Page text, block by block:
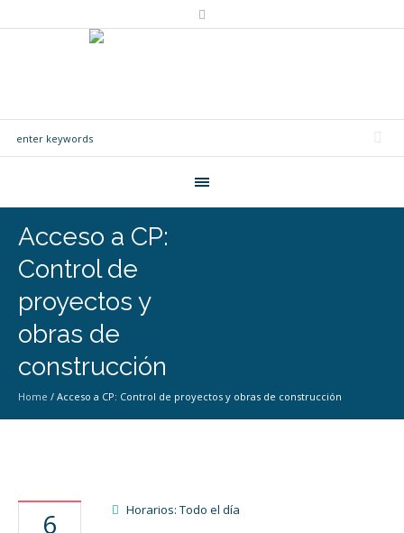
Acceso a CP:
Control de
proyectos y
obras de
construcción
Home / Acceso a CP: Control de proyectos y obras de construcción
6 Horarios: Todo el día